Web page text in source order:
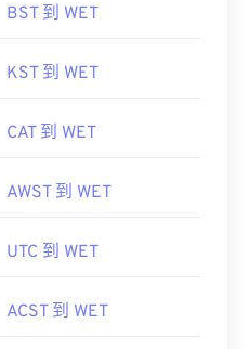
BST 到 WET
KST 到 WET
CAT 到 WET
AWST 到 WET
UTC 到 WET
ACST 到 WET